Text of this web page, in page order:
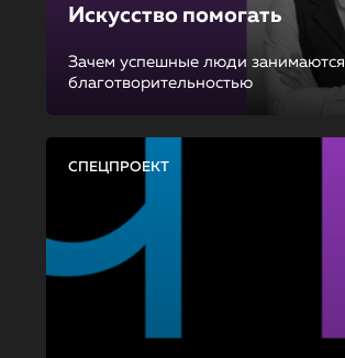
Искусство помогать
Зачем успешные люди занимаются
благотворительностью
СПЕЦПРОЕКТ